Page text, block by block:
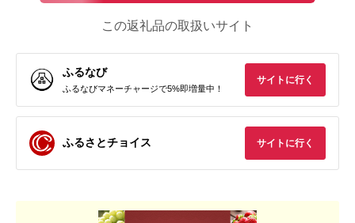
この返礼品の取扱いサイト
ふるなび
ふるなびマネーチャージで5%即増量中！
サイトに行く
ふるさとチョイス サイトに行く